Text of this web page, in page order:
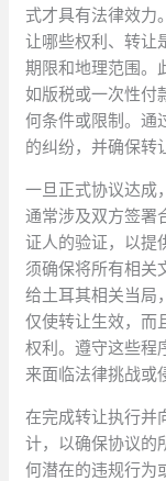
式才具有法律效力
让哪些权利、转让
期限和地理范围。
如版税或一次性付
何条件或限制。通
的纠纷，并确保转
一旦正式协议达成
通常涉及双方签署
证人的验证，以提
须确保将所有相关
给土耳其相关当局
仅使转让生效，而
权利。遵守这些程
来面临法律挑战或
在完成转让执行并
计，以确保协议的
何潜在的违规行为